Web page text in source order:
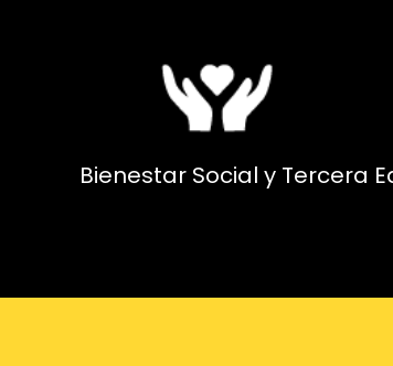
Bienestar Social y Tercera